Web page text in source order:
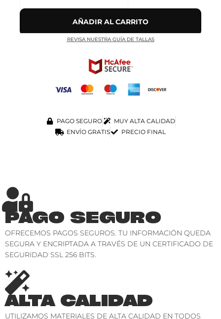
AÑADIR AL CARRITO
REVISA NUESTRA GUÍA DE TALLAS
PAGO SEGURO
MUY ALTA CALIDAD
ENVÍO GRATIS
PRECIO FINAL
PAGO SEGURO
OFRECEMOS PAGOS SEGUROS. TU INFORMACIÓN QUEDA
SEGURA Y ENCRIPTADA A TRAVÉS DE UN CERTIFICADO DE
SEGURIDAD SSL 256 BITS.
ALTA CALIDAD
UTILIZAMOS MATERIALES DE ALTA CALIDAD EN TODOS